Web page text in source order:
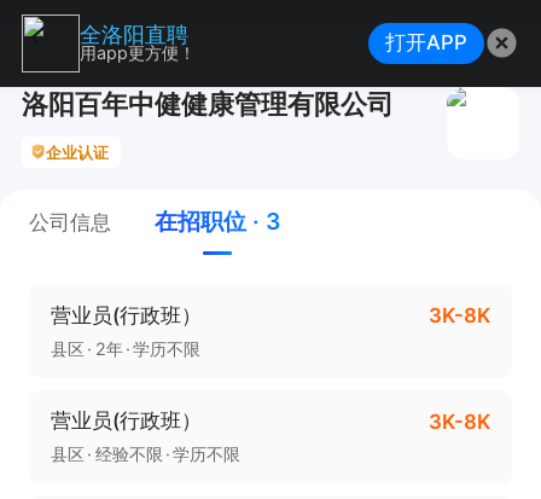
洛阳百年中健健康管理有限公司
企业认证
公司信息 在招职位 · 3
营业员(行政班） 3K-8K
县区 2年 学历不限
营业员(行政班） 3K-8K
县区 经验不限 学历不限
全洛阳直聘
用app更方便！ 打开APP